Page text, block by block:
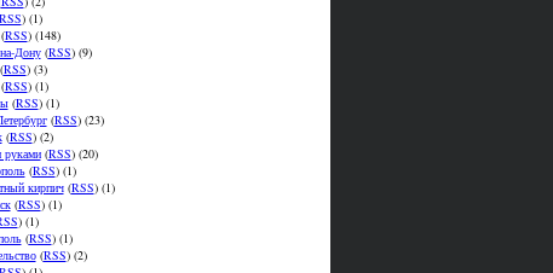
) (1)
RSS) (148)
Дону(RSS) (9)
RSS) (3)
RSS) (1)
(RSS) (1)
(RSS) (23)
(RSS) (2)
(RSS) (20)
(RSS) (1)
кирпич(RSS) (1)
(RSS) (1)
) (1)
(RSS) (1)
(RSS) (2)